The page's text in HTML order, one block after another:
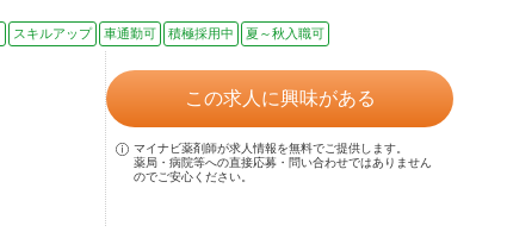
スキルアップ 車通勤可 積極採用中 夏～秋入職可
この求人に興味がある
マイナビ薬剤師が求人情報を無料でご提供します。
薬局・病院等への直接応募・問い合わせではありません
のでご安心ください。